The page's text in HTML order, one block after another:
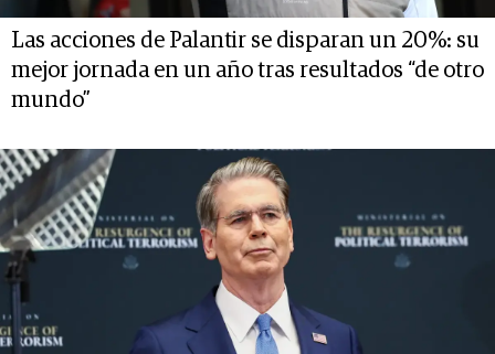
Las acciones de Palantir se disparan un 20%: su
mejor jornada en un año tras resultados “de otro
mundo”